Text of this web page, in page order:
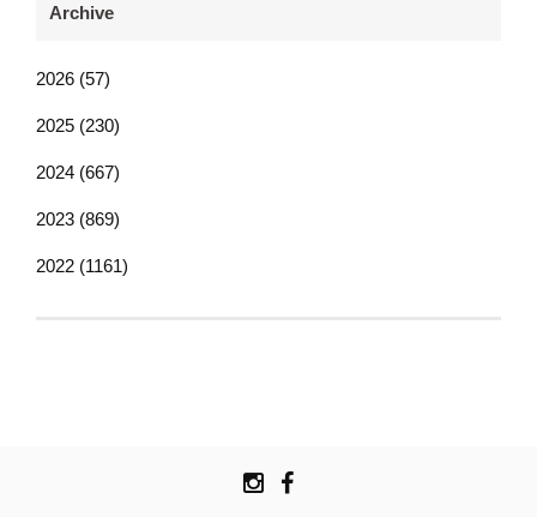
Archive
2026 (57)
2025 (230)
2024 (667)
2023 (869)
2022 (1161)